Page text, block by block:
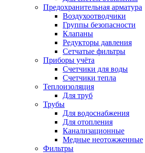
Предохранительная арматура
Воздухоотводчики
Группы безопасности
Клапаны
Редукторы давления
Сетчатые фильтры
Приборы учёта
Счетчики для воды
Счетчики тепла
Теплоизоляция
Для труб
Трубы
Для водоснабжения
Для отопления
Канализационные
Медные неотожженные
Фильтры